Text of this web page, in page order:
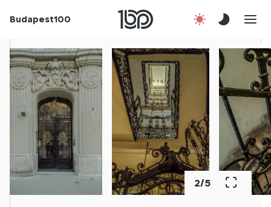
Budapest100
Csatlakozz!
Kapcsolat
En
2/5